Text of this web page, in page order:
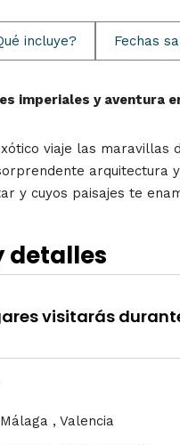
incluye? Fechas
imperiales y aventura
viaje las maravillas
arquitectura
y cuyos paisajes te
detalles
visitarás
, Valencia